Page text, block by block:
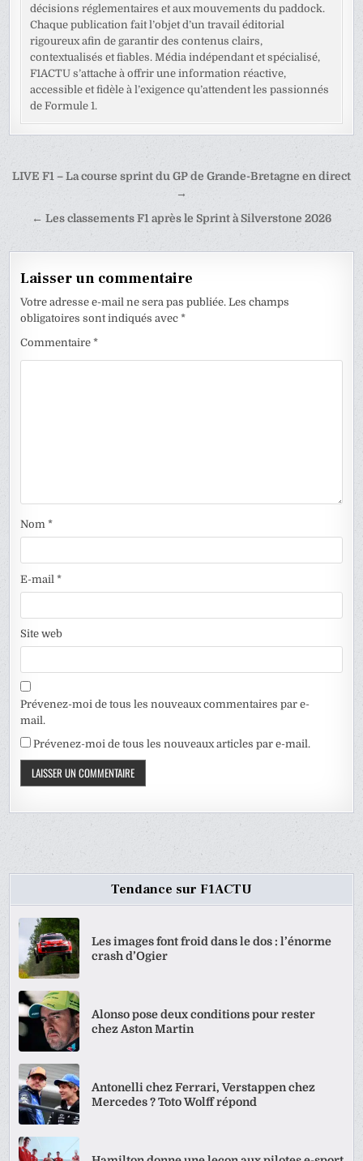
décisions réglementaires et aux mouvements du paddock.
Chaque publication fait l’objet d’un travail éditorial
rigoureux afin de garantir des contenus clairs,
contextualisés et fiables. Média indépendant et spécialisé,
F1ACTU s’attache à offrir une information réactive,
accessible et fidèle à l’exigence qu’attendent les passionnés
de Formule 1.
Navigation
l’article
LIVE F1 – La course sprint du GP de Grande-Bretagne en direct
→
← Les classements F1 après le Sprint à Silverstone 2026
Laisser un commentaire
Votre adresse e-mail ne sera pas publiée. Les champs
obligatoires sont indiqués avec*
Commentaire*
Nom*
E-mail*
Site web
Prévenez-moi de tous les nouveaux commentaires par e-
mail.
Prévenez-moi de tous les nouveaux articles par e-mail.
Tendance sur F1ACTU
Les images font froid dans le dos : l’énorme
crash d’Ogier
Alonso pose deux conditions pour rester
chez Aston Martin
Antonelli chez Ferrari, Verstappen chez
Mercedes ? Toto Wolff répond